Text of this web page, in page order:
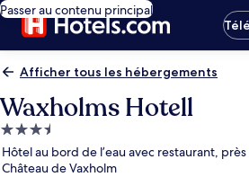
Passer au contenu principal
Afficher tous les hébergements
Waxholms Hotell
Hébergement
3.5 étoiles
Hôtel au bord de l’eau avec restaurant,
Château de Vaxholm